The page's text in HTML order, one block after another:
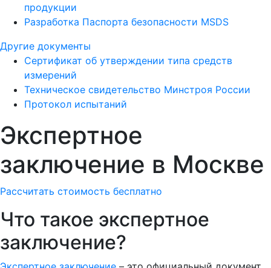
продукции
Разработка Паспорта безопасности MSDS
Другие документы
Сертификат об утверждении типа средств
измерений
Техническое свидетельство Минстроя России
Протокол испытаний
Экспертное
заключение в Москве
Рассчитать стоимость бесплатно
Что такое экспертное
заключение?